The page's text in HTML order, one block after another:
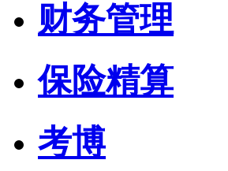
财务管理
保险精算
考博